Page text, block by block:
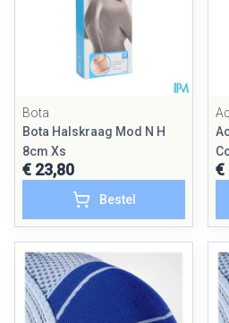
Bota
Bota Halskraag Mod N H
8cm Xs
€ 23,80
Bestel
€